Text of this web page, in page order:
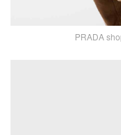
PRADA